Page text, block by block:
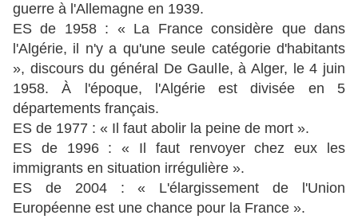
guerre à l'Allemagne en 1939.
ES de 1958 : « La France considère que dans
l'Algérie, il n'y a qu'une seule catégorie d'habitants
», discours du général De Gaulle, à Alger, le 4 juin
1958. À l'époque, l'Algérie est divisée en 5
départements français.
ES de 1977 : « Il faut abolir la peine de mort ».
ES de 1996 : « Il faut renvoyer chez eux les
immigrants en situation irrégulière ».
ES de 2004 : « L'élargissement de l'Union
Européenne est une chance pour la France ».